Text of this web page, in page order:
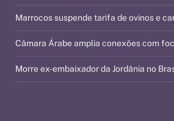
Marrocos suspende tarifa de ovinos e
Câmara Árabe amplia conexões com
Morre ex-embaixador da Jordânia no